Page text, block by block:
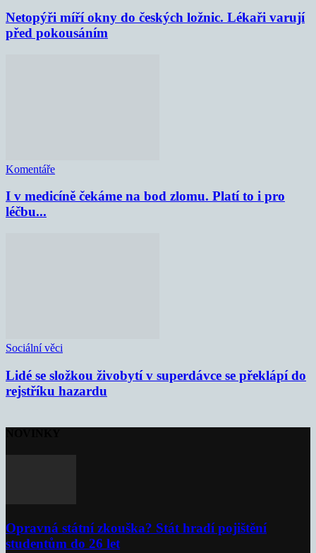
Netopýři míří okny do českých ložnic. Lékaři varují
před pokousáním
Komentáře
I v medicíně čekáme na bod zlomu. Platí to i pro
léčbu...
Sociální věci
Lidé se složkou živobytí v superdávce se překlápí do
rejstříku hazardu
Opravná státní zkouška? Stát hradí pojištění
studentům do 26 let